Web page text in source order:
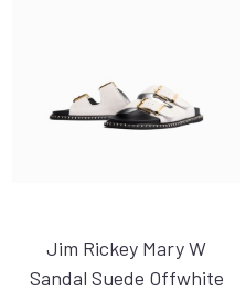
Jim Rickey Mary W
Sandal Suede Offwhite